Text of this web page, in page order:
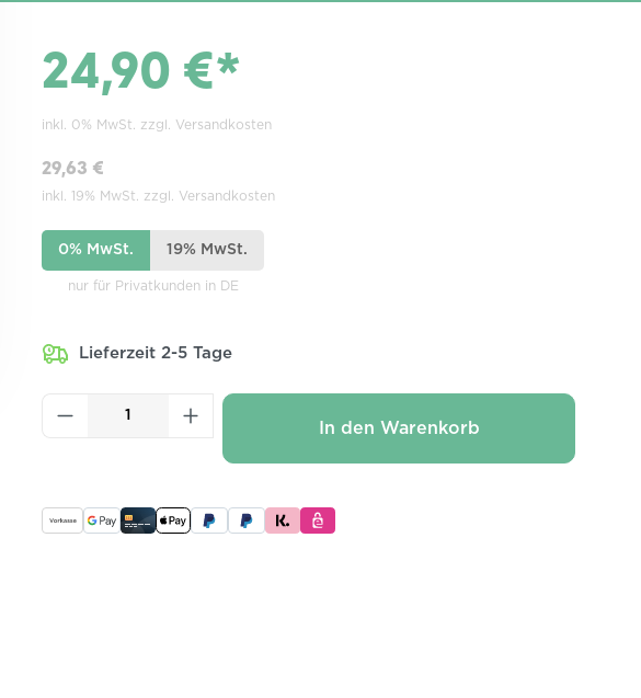
24,90 €*
inkl. 0% MwSt. zzgl. Versandkosten
29,63 €
inkl. 19% MwSt. zzgl. Versandkosten
0% MwSt. 19% MwSt.
nur für Privatkunden in DE
Lieferzeit 2-5 Tage
Produkt Anzahl: Gib den gewünschten Wert
In den Warenkorb